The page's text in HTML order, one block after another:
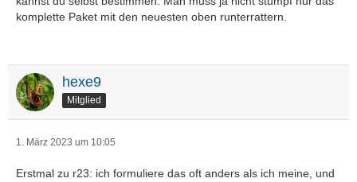
komplette Paket mit den neuesten oben runterrattern.
hexe9
Mitglied
1. März 2023 um 10:05
Erstmal zu r23: ich formuliere das oft anders als ich meine, und